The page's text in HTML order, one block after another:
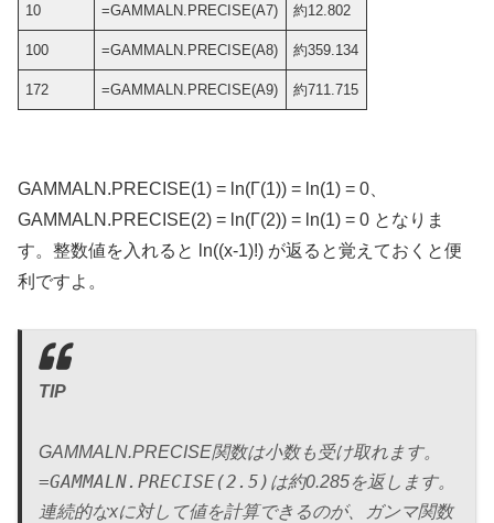
10 =GAMMALN.PRECISE(A7) 約12.802
100 =GAMMALN.PRECISE(A8) 約359.134
172 =GAMMALN.PRECISE(A9) 約711.715
GAMMALN.PRECISE(1) = ln(Γ(1)) = ln(1) = 0、
GAMMALN.PRECISE(2) = ln(Γ(2)) = ln(1) = 0 となりま
す。整数値を入れると ln((x-1)!) が返ると覚えておくと便
利ですよ。
TIP
GAMMALN.PRECISE関数は小数も受け取れます。
=GAMMALN.PRECISE(2.5) は約0.285を返します。
連続的なxに対して値を計算できるのが、ガンマ関数